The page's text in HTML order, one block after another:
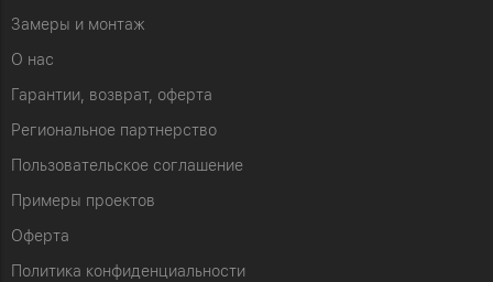
Замеры и монтаж
О нас
Гарантии, возврат, оферта
Региональное партнерство
Пользовательское соглашение
Примеры проектов
Оферта
Политика конфиденциальности